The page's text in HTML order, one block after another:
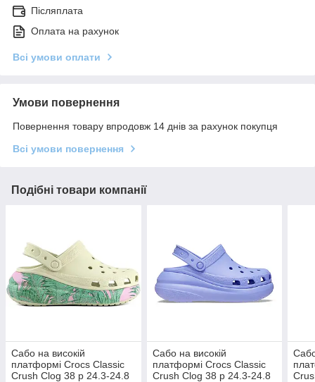
Післяплата
Оплата на рахунок
Всі умови оплати
Умови повернення
Повернення товару впродовж 14 днів за рахунок покупця
Всі умови повернення
Подібні товари компанії
Сабо на високій
платформі Crocs Classic
Crush Clog 38 р 24.3-24.8
Сабо на високій
платформі Crocs Classic
Crush Clog 38 р 24.3-24.8